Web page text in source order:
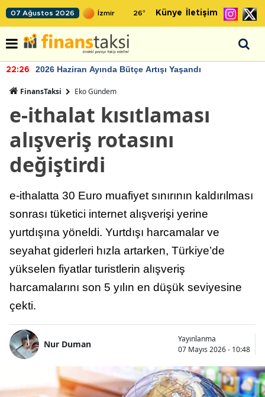
07 Ağustos 2026 26° Künye İletişim
22:26 2026 Haziran Ayında Bütçe Artışı Yaşandı
FinansTaksi Eko Gündem
e-ithalat kısıtlaması
alışveriş rotasını
değiştirdi
e-ithalatta 30 Euro muafiyet sınırının kaldırılması
sonrası tüketici internet alışverişi yerine
yurtdışına yöneldi. Yurtdışı harcamalar ve
seyahat giderleri hızla artarken, Türkiye’de
yükselen fiyatlar turistlerin alışveriş
harcamalarını son 5 yılın en düşük seviyesine
çekti.
Nur Duman
Yayınlanma
07 Mayıs 2026 - 10:48